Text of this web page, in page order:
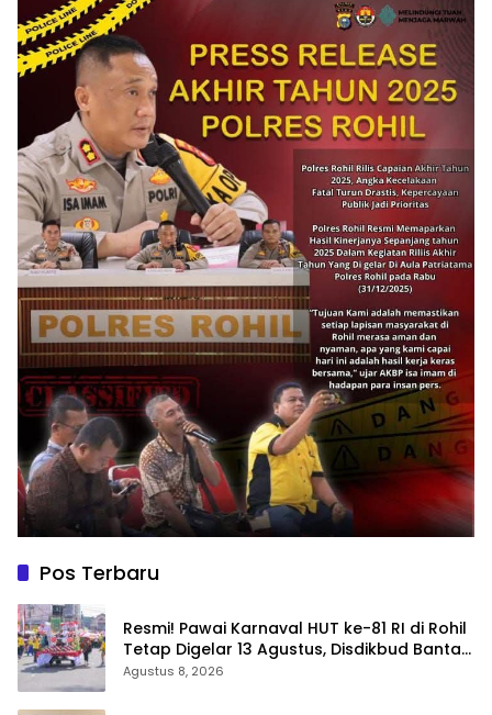
Pos Terbaru
Resmi! Pawai Karnaval HUT ke-81 RI di Rohil
Tetap Digelar 13 Agustus, Disdikbud Bantah
Hoaks Batal
Agustus 8, 2026